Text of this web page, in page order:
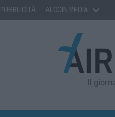
PUBBLICITÀ ALOCIN MEDIA
Il